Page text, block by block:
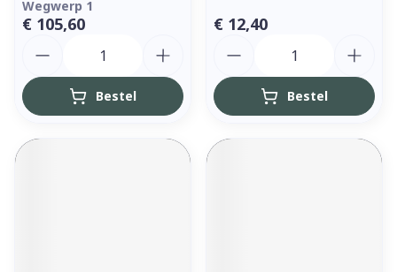
Wegwerp 1
€ 105,60
Bestel
€ 12,40
Bestel